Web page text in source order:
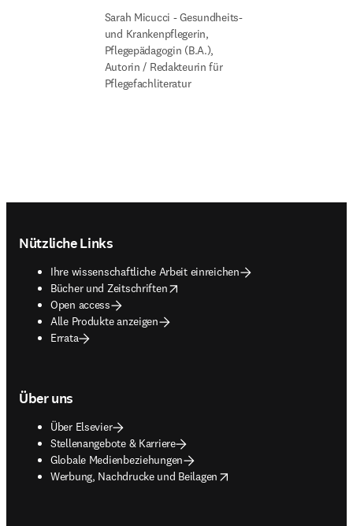
Sarah Micucci - Gesundheits-
und Krankenpflegerin,
Pflegepädagogin (B.A.),
Autorin / Redakteurin für
Pflegefachliteratur
Nützliche Links
Ihre wissenschaftliche Arbeit einreichen
Bücher und Zeitschriften
opens in new tab/window
Open access
Alle Produkte anzeigen
Errata
Über uns
Über Elsevier
Stellenangebote & Karriere
Globale Medienbeziehungen
Werbung, Nachdrucke und Beilagen
opens in new tab/window